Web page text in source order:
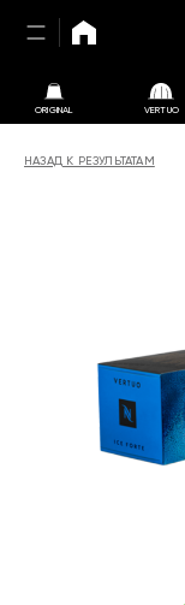
ORIGINAL VERTUO
НАЗАД К РЕЗУЛЬТАТАМ